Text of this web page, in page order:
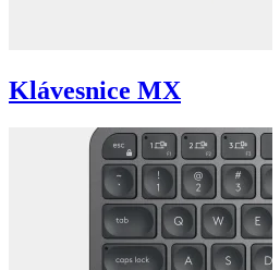
Klávesnice MX